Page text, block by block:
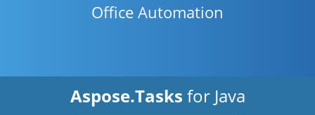
Office Automation
Aspose.Tasks for Java